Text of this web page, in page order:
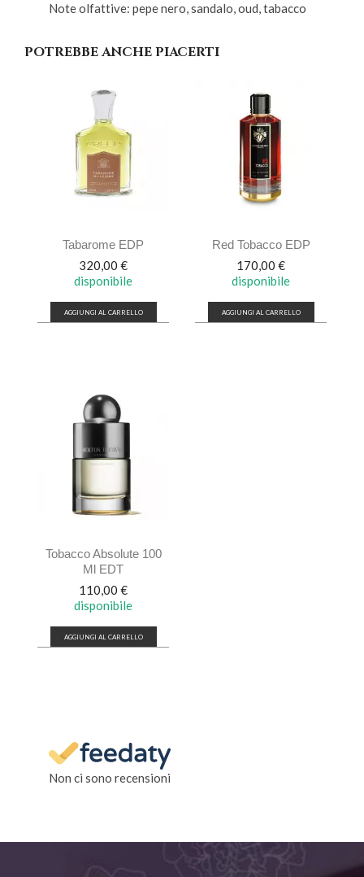
Note olfattive: pepe nero, sandalo, oud, tabacco
POTREBBE ANCHE PIACERTI
Tabarome EDP
Prezzo
320,00 €
disponibile
AGGIUNGI AL CARRELLO
Red Tobacco EDP
Prezzo
170,00 €
disponibile
AGGIUNGI AL CARRELLO
Tobacco Absolute 100
Ml EDT
Prezzo
110,00 €
disponibile
AGGIUNGI AL CARRELLO
Non ci sono recensioni